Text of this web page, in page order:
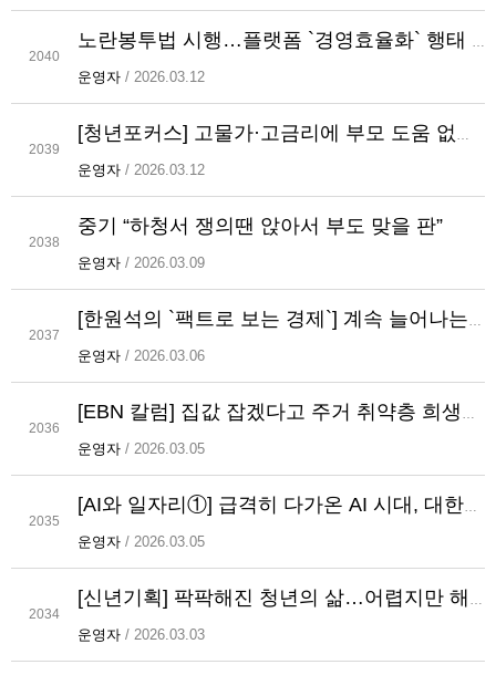
2040
노란봉투법 시행…플랫폼 `경영효율화` 행태 제동?
운영자 / 2026.03.12
2039
[청년포커스] 고물가·고금리에 부모 도움 없이 내 힘으로 결혼? "꿈도 못 꿔"
운영자 / 2026.03.12
2038
중기 “하청서 쟁의땐 앉아서 부도 맞을 판”
운영자 / 2026.03.09
2037
[한원석의 `팩트로 보는 경제`] 계속 늘어나는 실업급여 지급...걱정되는 이유
운영자 / 2026.03.06
2036
[EBN 칼럼] 집값 잡겠다고 주거 취약층 희생시켜선 안돼
운영자 / 2026.03.05
2035
[AI와 일자리①] 급격히 다가온 AI 시대, 대한민국 `일자리 구조`가 바뀐다
운영자 / 2026.03.05
2034
[신년기획] 팍팍해진 청년의 삶…어렵지만 해답은 있다
운영자 / 2026.03.03